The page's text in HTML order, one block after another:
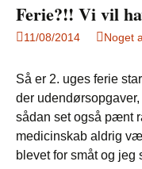
Ferie?!! Vi vil
11/08/2014 Noget
Så er 2. uges ferie
der
sådan set også pænt
medicinskab aldrig
blevet for småt og jeg